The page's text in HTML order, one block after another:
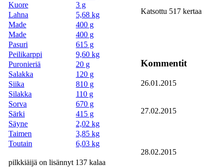
Kuore
3 g
Lahna
5,68 kg
Made
400 g
Made
400 g
Pasuri
615 g
Peilikarppi
9,60 kg
Puronieriä
20 g
Salakka
120 g
Siika
810 g
Silakka
110 g
Sorva
670 g
Särki
415 g
Säyne
2,02 kg
Taimen
3,85 kg
Toutain
6,03 kg
pilkkiäijä on lisännyt 137 kalaa
Katsottu 517 kertaa
Kommentit
26.01.2015
27.02.2015
28.02.2015